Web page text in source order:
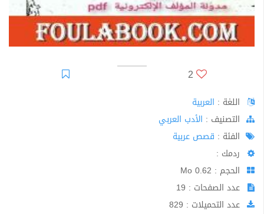
2
اللغة : العربية
اﻟﺘﺼﻨﻴﻒ : الأدب العربي
الفئة : قصص عربية
ردمك :
الحجم : 0.62 Mo
عدد الصفحات : 19
عدد التحميلات : 829